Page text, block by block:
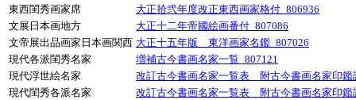
東西閨秀画家席
大正拾弐年度改正東西画家格付_806936
文展日本画地方
大正十二年帝國絵画番付_807086
文帝展出品画家日本画関西 大正十五年版 東洋画家名鑑_807026
現代各派閨秀名家
増補古今書画名家一覧_807121
現代浮世絵名家
改訂古今書画名家一覧表 附古今書画名家印鑑
現代閨秀各派名家
改訂古今書画名家一覧表 附古今書画名家印鑑